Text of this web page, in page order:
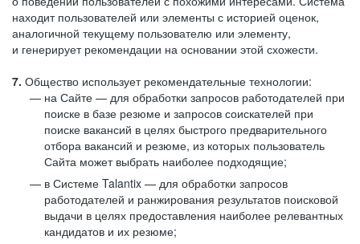
находит пользователей или элементы с историей оценок,
аналогичной текущему пользователю или элементу,
и генерирует рекомендации на основании этой схожести.
7. Общество использует рекомендательные технологии:
на Сайте — для обработки запросов работодателей при
поиске в базе резюме и запросов соискателей при
поиске вакансий в целях быстрого предварительного
отбора вакансий и резюме, из которых пользователь
Сайта может выбрать наиболее подходящие;
в Системе Talantix — для обработки запросов
работодателей и ранжирования результатов поисковой
выдачи в целях предоставления наиболее релевантных
кандидатов и их резюме;